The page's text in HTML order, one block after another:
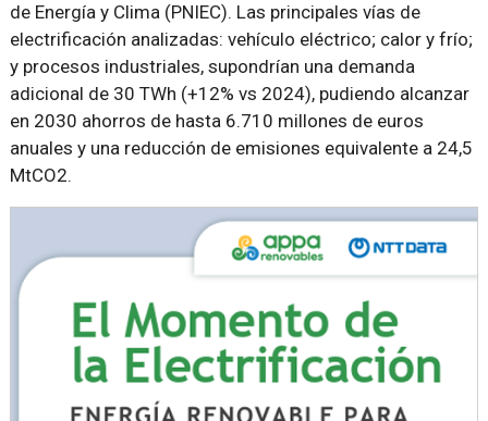
de Energía y Clima (PNIEC). Las principales vías de
electrificación analizadas: vehículo eléctrico; calor y frío;
y procesos industriales, supondrían una demanda
adicional de 30 TWh (+12% vs 2024), pudiendo alcanzar
en 2030 ahorros de hasta 6.710 millones de euros
anuales y una reducción de emisiones equivalente a 24,5
MtCO2.